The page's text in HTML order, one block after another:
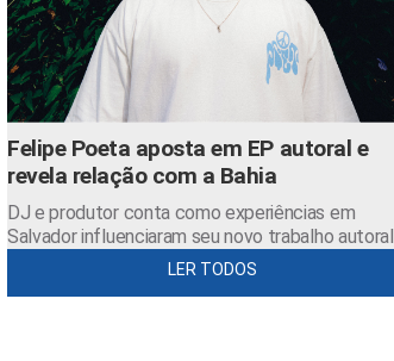
Felipe Poeta aposta em EP autoral e
revela relação com a Bahia
DJ e produtor conta como experiências em
Salvador influenciaram seu novo trabalho autoral
LER TODOS